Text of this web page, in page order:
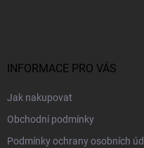
INFORMACE PRO VÁS
Jak nakupovat
Obchodní podmínky
Podmínky ochrany osobních